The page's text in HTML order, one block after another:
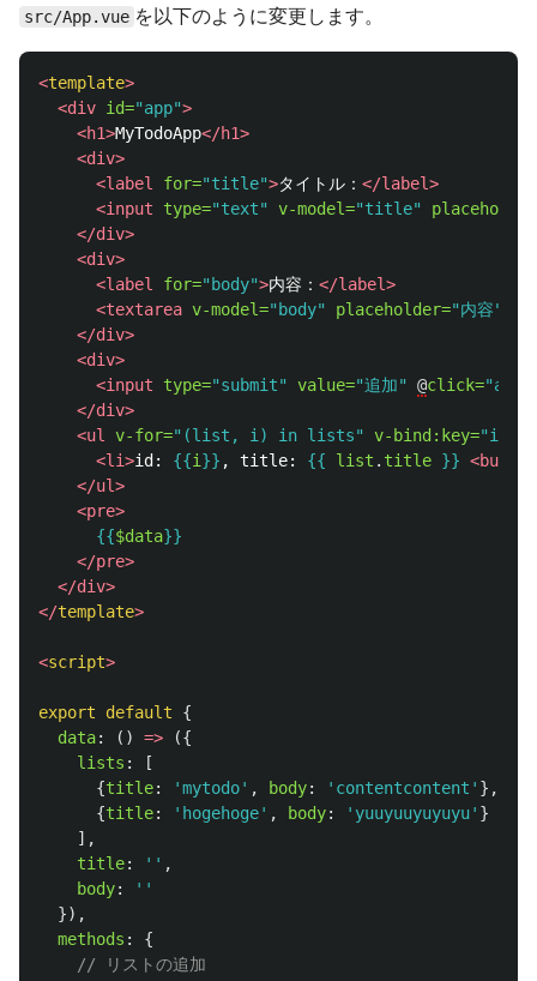
src/App.vue を以下のように変更します。
<template>
<div id="app">
<h1>MyTodoApp</h1>
<div>
<label
for="title">タイトル： </label>
<input
type="text" v-model="title"
</div>
<div>
<label
for="body">内容： </label>
<textarea v-model="body" placeholder="内容"
</div>
<div>
<input
type="submit" value="追加" @click=
</div>
<ul
v-for="(list, i) in lists" v-bind:key="i"
<li>id: {{i }} , title: {{ list . title }} <button
</ul>
<pre>
{{$data}}
</pre>
</div>
</template>
<script>
export default
{
data: () =>
({
lists :
[
{title: 'mytodo' , body: ' contentcontent ' },
{title: ' hogehoge' , body: ' yuuyuuyuyuyu' }
],
title: '' ,
body:
''
}),
methods :
{
// リストの追加